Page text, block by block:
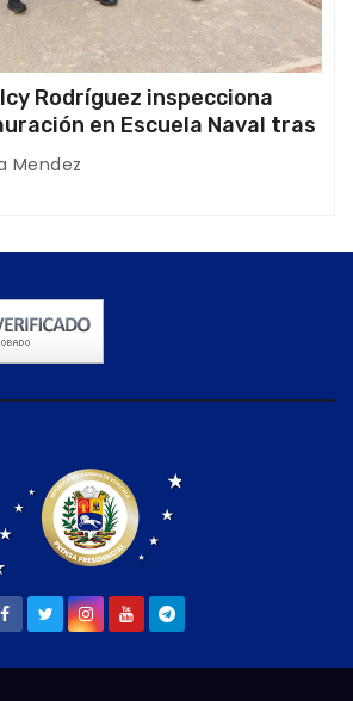
Rodríguez inspecciona
en Escuela Naval tras
en La Guaira
Mendez